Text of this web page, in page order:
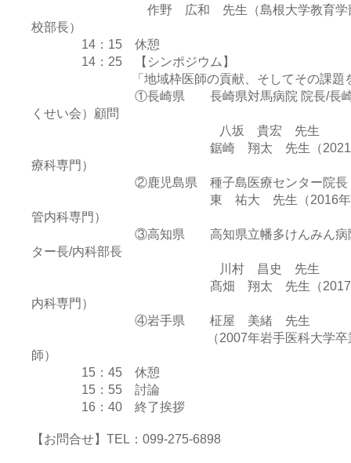
作野 広和 先生（島根大学教育学部 教
校部長）
14：15 休憩
14：25 【シンポジウム】
「地域枠医師の貢献、そしてその課題を
①長崎県 長崎県対馬病院 院長/長崎県離
くせい会）顧問
八坂 貴宏 先生
鋸崎 翔太 先生（2021年長崎
療科専門）
②鹿児島県 種子島医療センター院長
東 祐大 先生（2016年鹿児島
管内科専門）
③高知県 高知県立幡多けんみん病院 副
ター長/内科部長
川村 昌史 先生
髙畑 翔太 先生（2017年高知
内科専門）
④岩手県 柾屋 美緒 先生
（2007年岩手医科大学卒業 普代
師）
15：45 休憩
15：55 討論
16：40 終了挨拶
【お問合せ】TEL：099-275-6898